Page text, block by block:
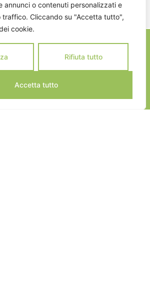
annunci o contenuti personalizzati e
traffico. Cliccando su "Accetta tutto",
cookie.
Rifiuta tutto
Accetta tutto